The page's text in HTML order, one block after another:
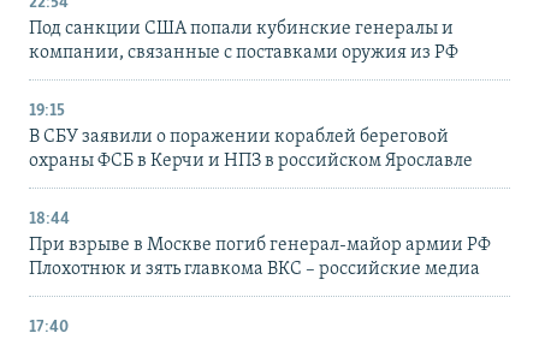
Под санкции США попали кубинские генералы и
компании, связанные с поставками оружия из РФ
19:15
В СБУ заявили о поражении кораблей береговой
охраны ФСБ в Керчи и НПЗ в российском Ярославле
18:44
При взрыве в Москве погиб генерал-майор армии РФ
Плохотнюк и зять главкома ВКС – российские медиа
17:40